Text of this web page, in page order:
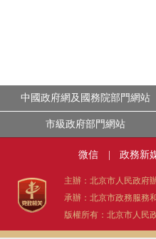
中國政府網及國務院部門網站
市級政府部門網站
微信 政務新
主辦：北京市人民政府
承辦：北京市政務服務
版權所有：北京市人民